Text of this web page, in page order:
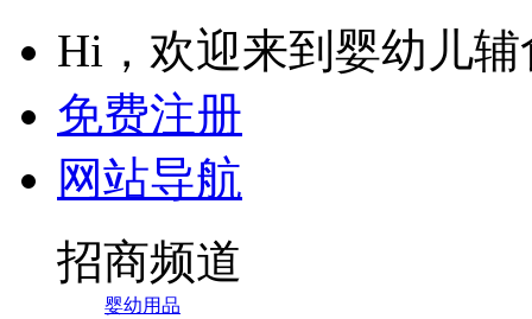
Hi，欢迎来到婴幼儿
免费注册
网站导航
招商频道
婴幼用品